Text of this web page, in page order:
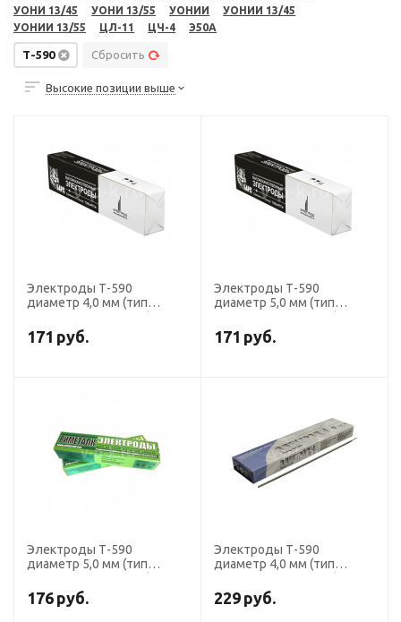
УОНИ 13/45
УОНИ 13/55 УОНИИ
УОНИИ 13/45
УОНИИ 13/55
ЦЛ-11 ЦЧ-4 Э50А
Т-590 Сбросить
Высокие позиции выше
Электроды Т-590
диаметр 4,0 мм (тип
наплавочные (пачка 5 кг,
БАРС)
171 руб.
Электроды Т-590
диаметр 5,0 мм (тип
наплавочные (пачка 5 кг,
БАРС)
171 руб.
Электроды Т-590
диаметр 5,0 мм (тип
наплавочные (пачка 5 кг,
Риметалк)
176 руб.
Электроды Т-590
диаметр 4,0 мм (тип
наплавочные (пачка 5 кг,
Ротекс)
229 руб.